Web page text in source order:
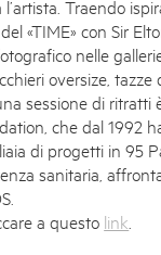
Traendo
«TIME» con Sir
nelle
oversize,
sessione di
che dal 1992
di progetti in 95
sanitaria,
a questo link